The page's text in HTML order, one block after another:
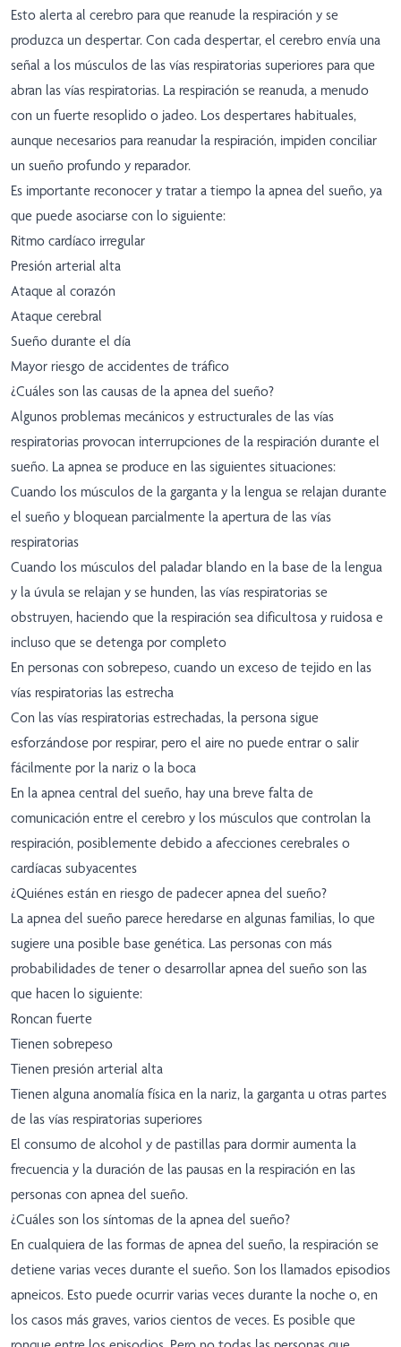
Esto alerta al cerebro para que reanude la respiración y se
produzca un despertar. Con cada despertar, el cerebro envía una
señal a los músculos de las vías respiratorias superiores para que
abran las vías respiratorias. La respiración se reanuda, a menudo
con un fuerte resoplido o jadeo. Los despertares habituales,
aunque necesarios para reanudar la respiración, impiden conciliar
un sueño profundo y reparador.
Es importante reconocer y tratar a tiempo la apnea del sueño, ya
que puede asociarse con lo siguiente:
Ritmo cardíaco irregular
Presión arterial alta
Ataque al corazón
Ataque cerebral
Sueño durante el día
Mayor riesgo de accidentes de tráfico
¿Cuáles son las causas de la apnea del sueño?
Algunos problemas mecánicos y estructurales de las vías
respiratorias provocan interrupciones de la respiración durante el
sueño. La apnea se produce en las siguientes situaciones:
Cuando los músculos de la garganta y la lengua se relajan durante
el sueño y bloquean parcialmente la apertura de las vías
respiratorias
Cuando los músculos del paladar blando en la base de la lengua
y la úvula se relajan y se hunden, las vías respiratorias se
obstruyen, haciendo que la respiración sea dificultosa y ruidosa e
incluso que se detenga por completo
En personas con sobrepeso, cuando un exceso de tejido en las
vías respiratorias las estrecha
Con las vías respiratorias estrechadas, la persona sigue
esforzándose por respirar, pero el aire no puede entrar o salir
fácilmente por la nariz o la boca
En la apnea central del sueño, hay una breve falta de
comunicación entre el cerebro y los músculos que controlan la
respiración, posiblemente debido a afecciones cerebrales o
cardíacas subyacentes
¿Quiénes están en riesgo de padecer apnea del sueño?
La apnea del sueño parece heredarse en algunas familias, lo que
sugiere una posible base genética. Las personas con más
probabilidades de tener o desarrollar apnea del sueño son las
que hacen lo siguiente:
Roncan fuerte
Tienen sobrepeso
Tienen presión arterial alta
Tienen alguna anomalía física en la nariz, la garganta u otras partes
de las vías respiratorias superiores
El consumo de alcohol y de pastillas para dormir aumenta la
frecuencia y la duración de las pausas en la respiración en las
personas con apnea del sueño.
¿Cuáles son los síntomas de la apnea del sueño?
En cualquiera de las formas de apnea del sueño, la respiración se
detiene varias veces durante el sueño. Son los llamados episodios
apneicos. Esto puede ocurrir varias veces durante la noche o, en
los casos más graves, varios cientos de veces. Es posible que